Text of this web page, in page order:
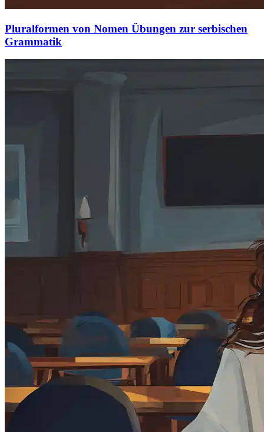
Pluralformen von Nomen Übungen zur serbischen
Grammatik